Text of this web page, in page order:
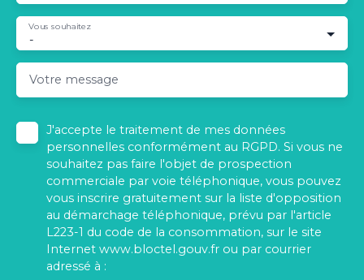
-
Vous souhaitez
Votre message
J'accepte le traitement de mes données
personnelles conformément au RGPD. Si vous ne
souhaitez pas faire l'objet de prospection
commerciale par voie téléphonique, vous pouvez
vous inscrire gratuitement sur la liste d'opposition
au démarchage téléphonique, prévu par l'article
L223-1 du code de la consommation, sur le site
Internet www.bloctel.gouv.fr ou par courrier
adressé à :